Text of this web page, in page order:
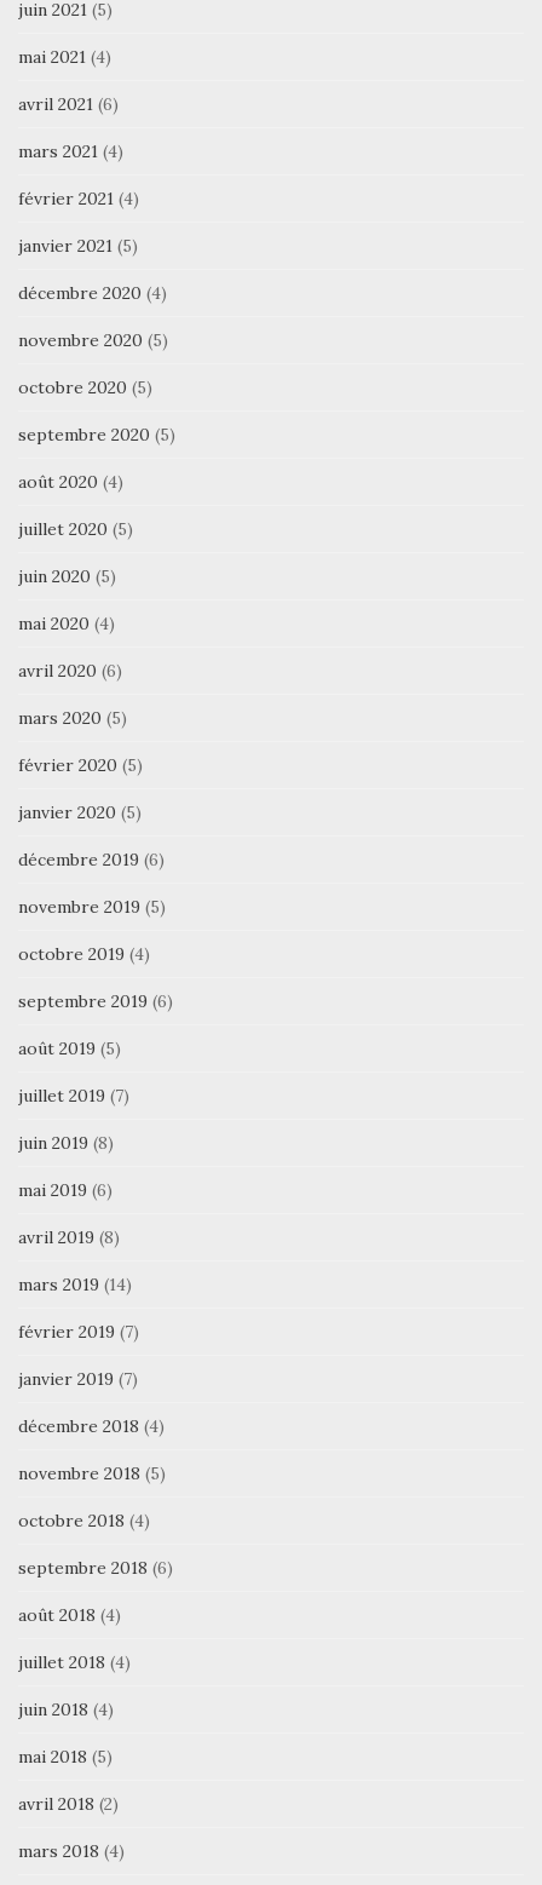
juin 2021 (5)
mai 2021 (4)
avril 2021 (6)
mars 2021 (4)
février 2021 (4)
janvier 2021 (5)
décembre 2020 (4)
novembre 2020 (5)
octobre 2020 (5)
septembre 2020 (5)
août 2020 (4)
juillet 2020 (5)
juin 2020 (5)
mai 2020 (4)
avril 2020 (6)
mars 2020 (5)
février 2020 (5)
janvier 2020 (5)
décembre 2019 (6)
novembre 2019 (5)
octobre 2019 (4)
septembre 2019 (6)
août 2019 (5)
juillet 2019 (7)
juin 2019 (8)
mai 2019 (6)
avril 2019 (8)
mars 2019 (14)
février 2019 (7)
janvier 2019 (7)
décembre 2018 (4)
novembre 2018 (5)
octobre 2018 (4)
septembre 2018 (6)
août 2018 (4)
juillet 2018 (4)
juin 2018 (4)
mai 2018 (5)
avril 2018 (2)
mars 2018 (4)